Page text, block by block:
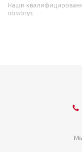
Наши
помогут.